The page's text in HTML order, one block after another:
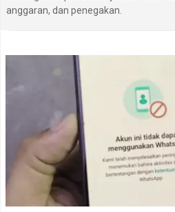
anggaran, dan penegakan.